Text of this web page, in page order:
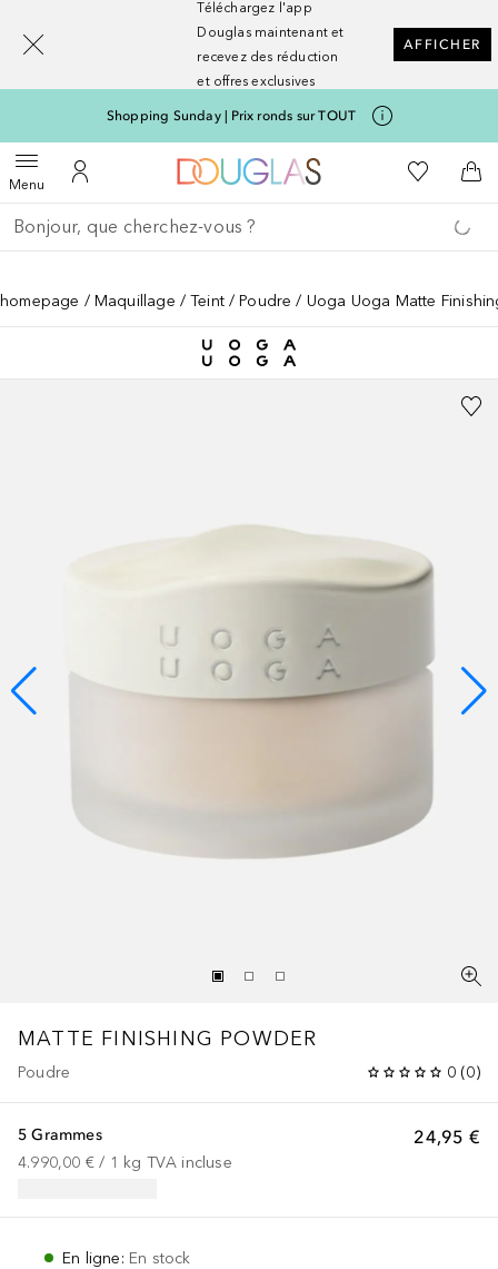
Téléchargez l'app
Douglas maintenant et
recevez des réduction
et offres exclusives
AFFICHER
Shopping Sunday | Prix ronds sur TOUT
MenuOuvrir le menuVers Mon Compte
Vers l'accueil Nocibé
Vers Ma
Retourner
Effectuer la recherche
homepage Maquillage Teint Poudre Uoga Uoga Matte
MATTE FINISHING POWDER
Poudre 0 (0)
24,95 €
5 Grammes
4.990,00 € / 1 kg TVA incluse
En ligne: En stock
[navigation.slideout.screenreader]